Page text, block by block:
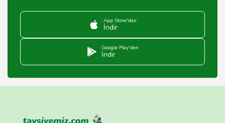
App Store'dan
İndir
Google Play'den
İndir